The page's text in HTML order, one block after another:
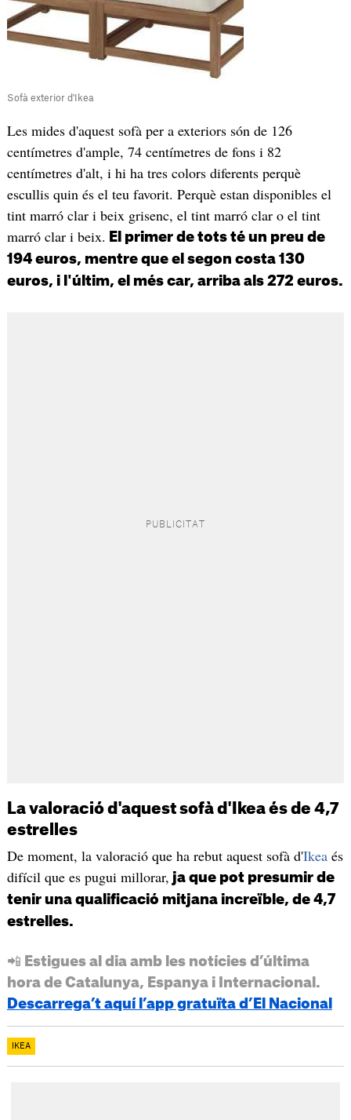
Sofà exterior d'Ikea
Les mides d'aquest sofà per a exteriors són de 126
centímetres d'ample, 74 centímetres de fons i 82
centímetres d'alt, i hi ha tres colors diferents perquè
escullis quin és el teu favorit. Perquè estan disponibles el
tint marró clar i beix grisenc, el tint marró clar o el tint
marró clar i beix. El primer de tots té un preu de
194 euros, mentre que el segon costa 130
euros, i l'últim, el més car, arriba als 272 euros.
La valoració d'aquest sofà d'Ikea és de 4,7
estrelles
De moment, la valoració que ha rebut aquest sofà d'Ikeaés
difícil que es pugui millorar, ja que pot presumir de
tenir una qualificació mitjana increïble, de 4,7
estrelles.
📲 Estigues al dia amb les notícies d’última
hora de Catalunya, Espanya i Internacional.
Descarrega’t aquí l’app gratuïta d’El Nacional
IKEA